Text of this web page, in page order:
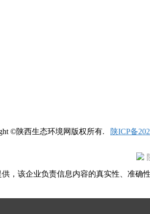
©陕西生态环境网版权所有.
陕ICP备
，该企业负责信息内容的真实性、准确性